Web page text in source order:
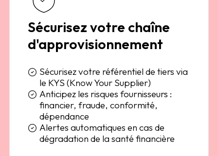
Sécurisez votre chaîne
d'approvisionnement
Sécurisez votre référentiel de tiers via
le KYS (Know Your Supplier)
Anticipez les risques fournisseurs :
financier, fraude, conformité,
dépendance
Alertes automatiques en cas de
dégradation de la santé financière